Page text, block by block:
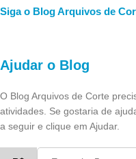
Siga o Blog Arquivos de
Ajudar o Blog
O Blog Arquivos de Corte
atividades. Se gostaria de
a seguir e clique em Ajudar.